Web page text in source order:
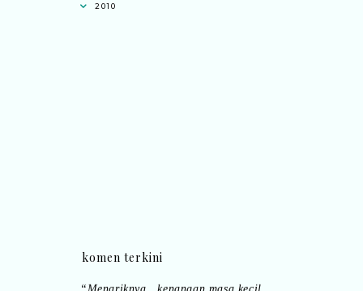
2010
komen terkini
lama cerita yang tak pernah padam